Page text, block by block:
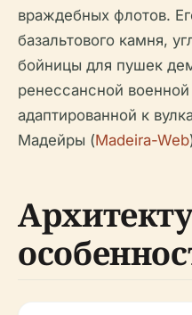
враждебных флотов.
базальтового камня,
бойницы для пушек
ренессансной
адаптированной к
Мадейры (Madeira-Web